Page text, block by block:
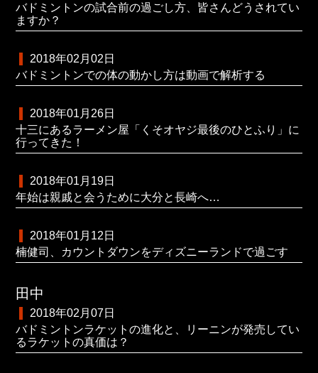
バドミントンの試合前の過ごし方、皆さんどうされてい
ますか？
2018年02月02日
バドミントンでの体の動かし方は動画で解析する
2018年01月26日
十三にあるラーメン屋「くそオヤジ最後のひとふり」に
行ってきた！
2018年01月19日
年始は親戚と会うために大分と長崎へ…
2018年01月12日
楠健司、カウントダウンをディズニーランドで過ごす
田中
2018年02月07日
バドミントンラケットの進化と、リーニンが発売してい
るラケットの真価は？